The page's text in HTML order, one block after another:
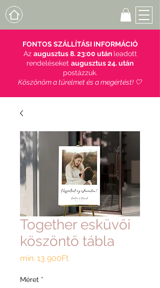
FONTOS SZÁLLÍTÁSI INFORMÁCIÓ
Az augusztus 8. 23:00 után leadott
rendeléseket augusztus 24. után
postázzuk.
Köszönöm a türelmet és a megértést! 🤍
Together esküvői
köszöntő tábla
min. 13 900FtAkciós
Méret *